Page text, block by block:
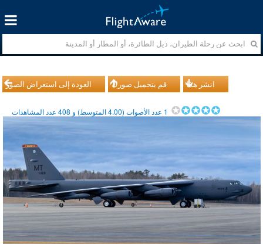
العودة إلى استعراض الصور قم بتحميل صورك انشر هذا
1 عدد الأصوات (4.00المتوسط) و 408عدد المشاهدات